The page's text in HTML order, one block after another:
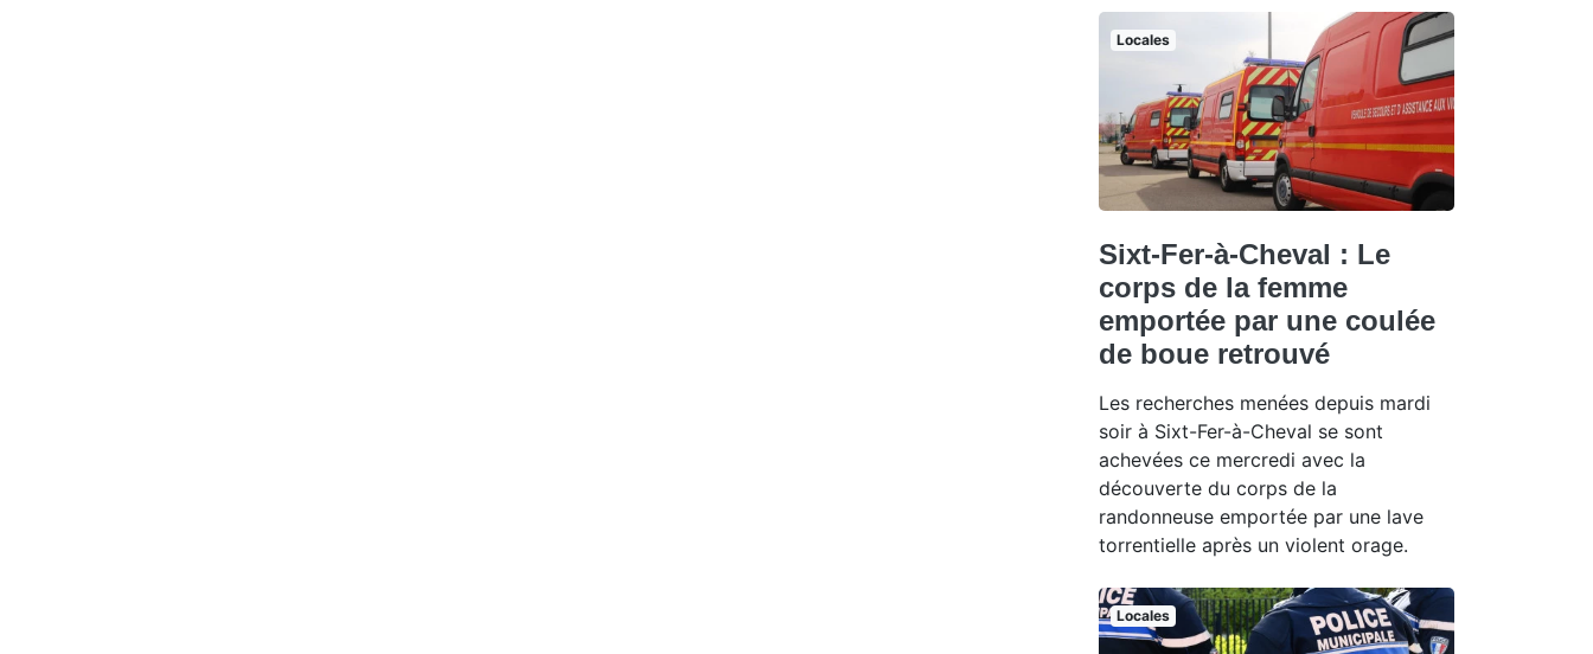
Locales
Sixt-Fer-à-Cheval : Le
corps de la femme
emportée par une coulée
de boue retrouvé
Les recherches menées depuis mardi
soir à Sixt-Fer-à-Cheval se sont
achevées ce mercredi avec la
découverte du corps de la
randonneuse emportée par une lave
torrentielle après un violent orage.
Locales